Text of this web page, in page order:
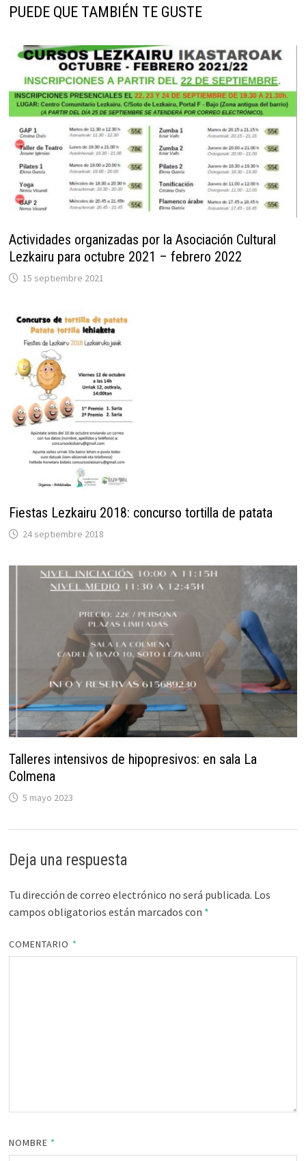
PUEDE QUE TAMBIÉN TE GUSTE
Actividades organizadas por la Asociación Cultural
Lezkairu para octubre 2021 – febrero 2022
15 septiembre 2021
Fiestas Lezkairu 2018: concurso tortilla de patata
24 septiembre 2018
Talleres intensivos de hipopresivos: en sala La
Colmena
5 mayo 2023
Deja una respuesta
Tu dirección de correo electrónico no será publicada. Los
campos obligatorios están marcados con *
COMENTARIO *
NOMBRE *